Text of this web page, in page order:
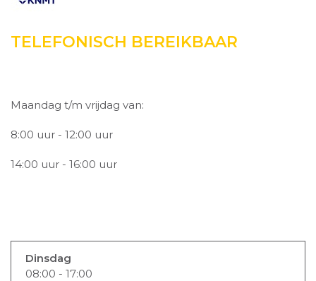
TELEFONISCH BEREIKBAAR
Maandag t/m vrijdag van:
8:00 uur - 12:00 uur
14:00 uur - 16:00 uur
Dinsdag
08:00 - 17:00